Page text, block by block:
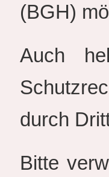
(BGH)
Auch
durch
Bitte